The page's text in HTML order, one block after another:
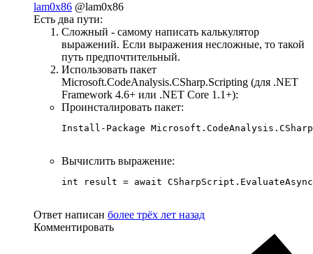
lam0x86 @lam0x86
Есть два пути:
Сложный - самому написать калькулятор
выражений. Если выражения несложные, то такой
путь предпочтительный.
Использовать пакет
Microsoft.CodeAnalysis.CSharp.Scripting (для .NET
Framework 4.6+ или .NET Core 1.1+):
Проинсталировать пакет:
Install-Package
Вычислить выражение:
int result = await
Ответ написан более трёх лет назад
Комментировать